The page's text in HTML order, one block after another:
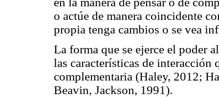
o actúe de manera coincidente
propia tenga cambios o se vea
La forma que se ejerce el poder
las características de interacción
complementaria (Haley, 2012;
Beavin, Jackson, 1991).